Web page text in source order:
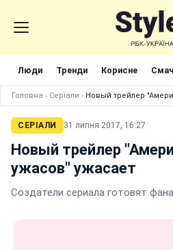
Люди Тренди Корисне
Головна › Серіали › Новый трейлер
СЕРІАЛИ 31 липня 2017, 16:27
Новый трейлер
ужасов" ужасает
Создатели сериала готовят